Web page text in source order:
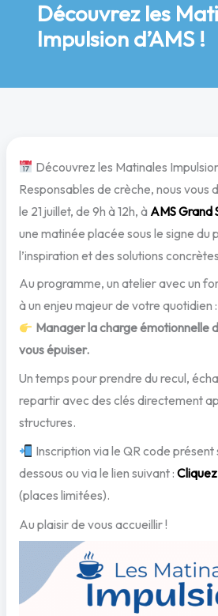
Découvrez les
Impulsion d’AMS !
Découvrez les Matinales Impulsion
Responsables de crèche, nous vous
le 21 juillet, de 9h à 12h, à AMS Grand
une matinée placée sous le signe du
l’inspiration et des solutions
Au programme, un atelier avec un
à un enjeu majeur de votre quotidien :
Manager la charge émotionnelle
vous épuiser.
Un temps pour prendre du recul,
repartir avec des clés directement
structures.
Inscription via le QR code présent
dessous ou via le lien suivant :
(places limitées).
Au plaisir de vous accueillir !